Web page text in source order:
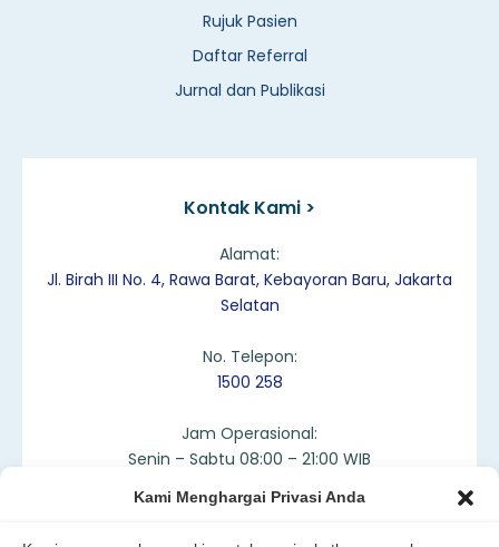
Kami Menghargai Privasi Anda
Rujuk Pasien
Daftar Referral
Jurnal dan Publikasi
Kontak Kami >
Alamat:
Jl. Birah III No. 4, Rawa Barat, Kebayoran Baru, Jakarta
Selatan
No. Telepon:
1500 258
Jam Operasional:
Senin – Sabtu 08:00 – 21:00 WIB